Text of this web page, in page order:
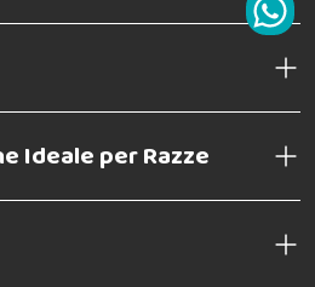
Ideale per Razze